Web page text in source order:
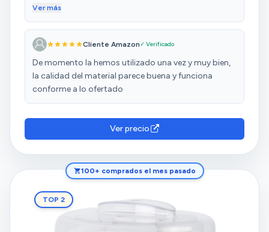
individual ideal. La calidad de taras que viene con el
grandes. Hacemos el yogures con las tapas puestas.
Eso va contra las instrucciones pero en mi opinión va
mejor así y sin manchas de agua.
Ver más
Cliente Amazon✓ Verificado
De momento la hemos utilizado una vez y muy bien,
la calidad del material parece buena y funciona
conforme a lo ofertado
Ver precio
100+ comprados el mes pasado
TOP 2